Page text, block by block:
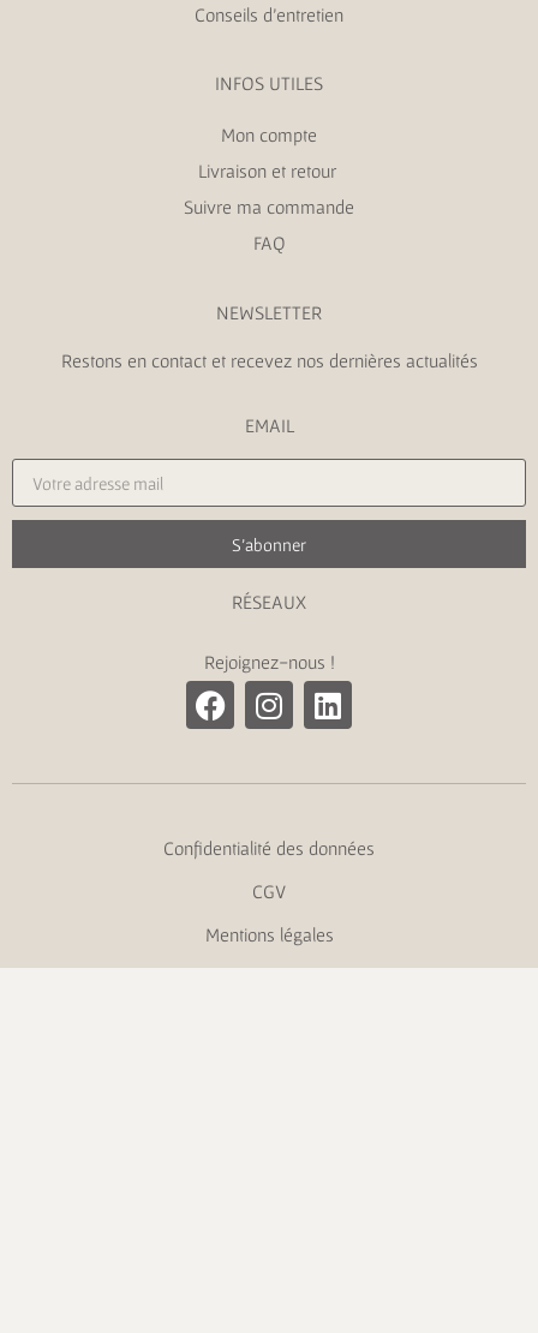
Conseils d’entretien
INFOS UTILES
Mon compte
Livraison et retour
Suivre ma commande
FAQ
NEWSLETTER
Restons en contact et recevez nos dernières actualités
EMAIL
S'abonner
RÉSEAUX
Rejoignez-nous !
Confidentialité des données
CGV
Mentions légales